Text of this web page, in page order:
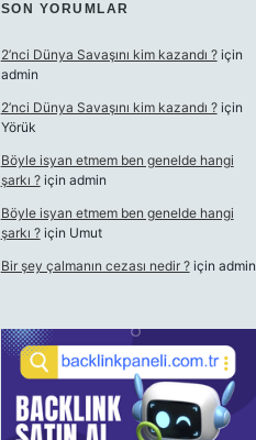
SON YORUMLAR
2’nci Dünya Savaşını kim kazandı ?için
admin
2’nci Dünya Savaşını kim kazandı ?için
Yörük
Böyle isyan etmem ben genelde hangi
şarkı ?için admin
Böyle isyan etmem ben genelde hangi
şarkı ?için Umut
Bir şey çalmanın cezası nedir ?için admin